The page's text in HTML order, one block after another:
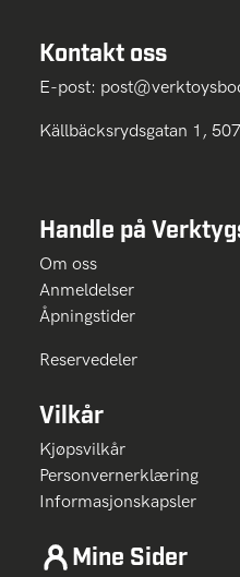
Kontakt oss
E-post:
Källbäcksrydsgatan 1,
Handle på
Om oss
Anmeldelser
Åpningstider
Reservedeler
Vilkår
Kjøpsvilkår
Personvernerklæring
Informasjonskapsler
Mine Sider